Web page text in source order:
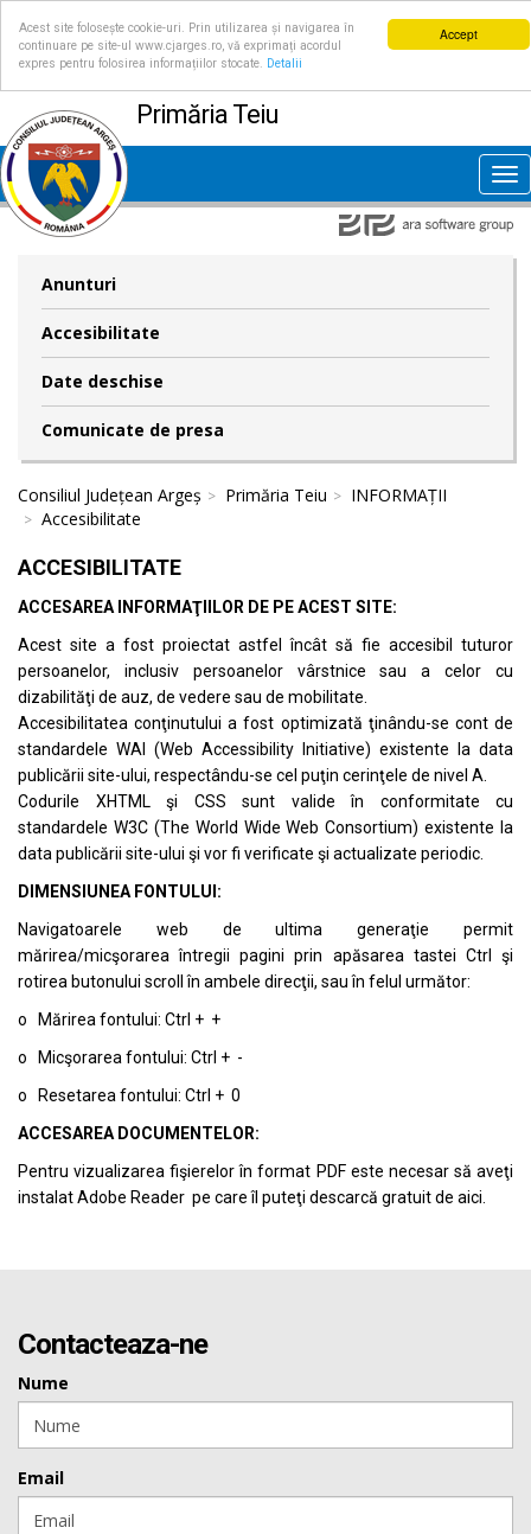
Accept
Acest site folosește cookie-uri. Prin utilizarea și navigarea în
continuare pe site-ul www.cjarges.ro, vă exprimați acordul
expres pentru folosirea informațiilor stocate.
Detalii
Primăria Teiu
Anunturi
Accesibilitate
Date deschise
Comunicate de presa
Consiliul Județean Argeș Primăria Teiu
INFORMAȚII
Accesibilitate
ACCESIBILITATE
ACCESAREA INFORMAŢIILOR DE PE ACEST SITE:
Acest site a fost proiectat astfel încât să fie accesibil tuturor
persoanelor, inclusiv persoanelor vârstnice sau a celor cu
dizabilităţi de auz, de vedere sau de mobilitate.
Accesibilitatea conţinutului a fost optimizată ţinându-se cont de
standardele WAI (Web Accessibility Initiative) existente la data
publicării site-ului, respectându-se cel puţin cerinţele de nivel A.
Codurile XHTML şi CSS sunt valide în conformitate cu
standardele W3C (The World Wide Web Consortium) existente la
data publicării site-ului şi vor fi verificate şi actualizate periodic.
DIMENSIUNEA FONTULUI:
Navigatoarele web de ultima generaţie permit
mărirea/micşorarea întregii pagini prin apăsarea tastei Ctrl şi
rotirea butonului scroll în ambele direcţii, sau în felul următor:
o Mărirea fontului: Ctrl + +
o Micşorarea fontului: Ctrl + -
o Resetarea fontului: Ctrl + 0
ACCESAREA DOCUMENTELOR:
Pentru vizualizarea fişierelor în format PDF este necesar să aveţi
instalat Adobe Reader pe care îl puteţi descarcă gratuit de aici.
Contacteaza-ne
Nume
Email